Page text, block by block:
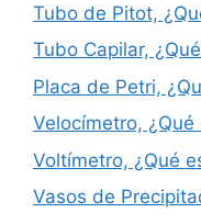
Tubo de Pitot,
Tubo Capilar,
Placa de Petri,
Velocímetro, ¿Qué
Voltímetro, ¿Qué
Vasos de